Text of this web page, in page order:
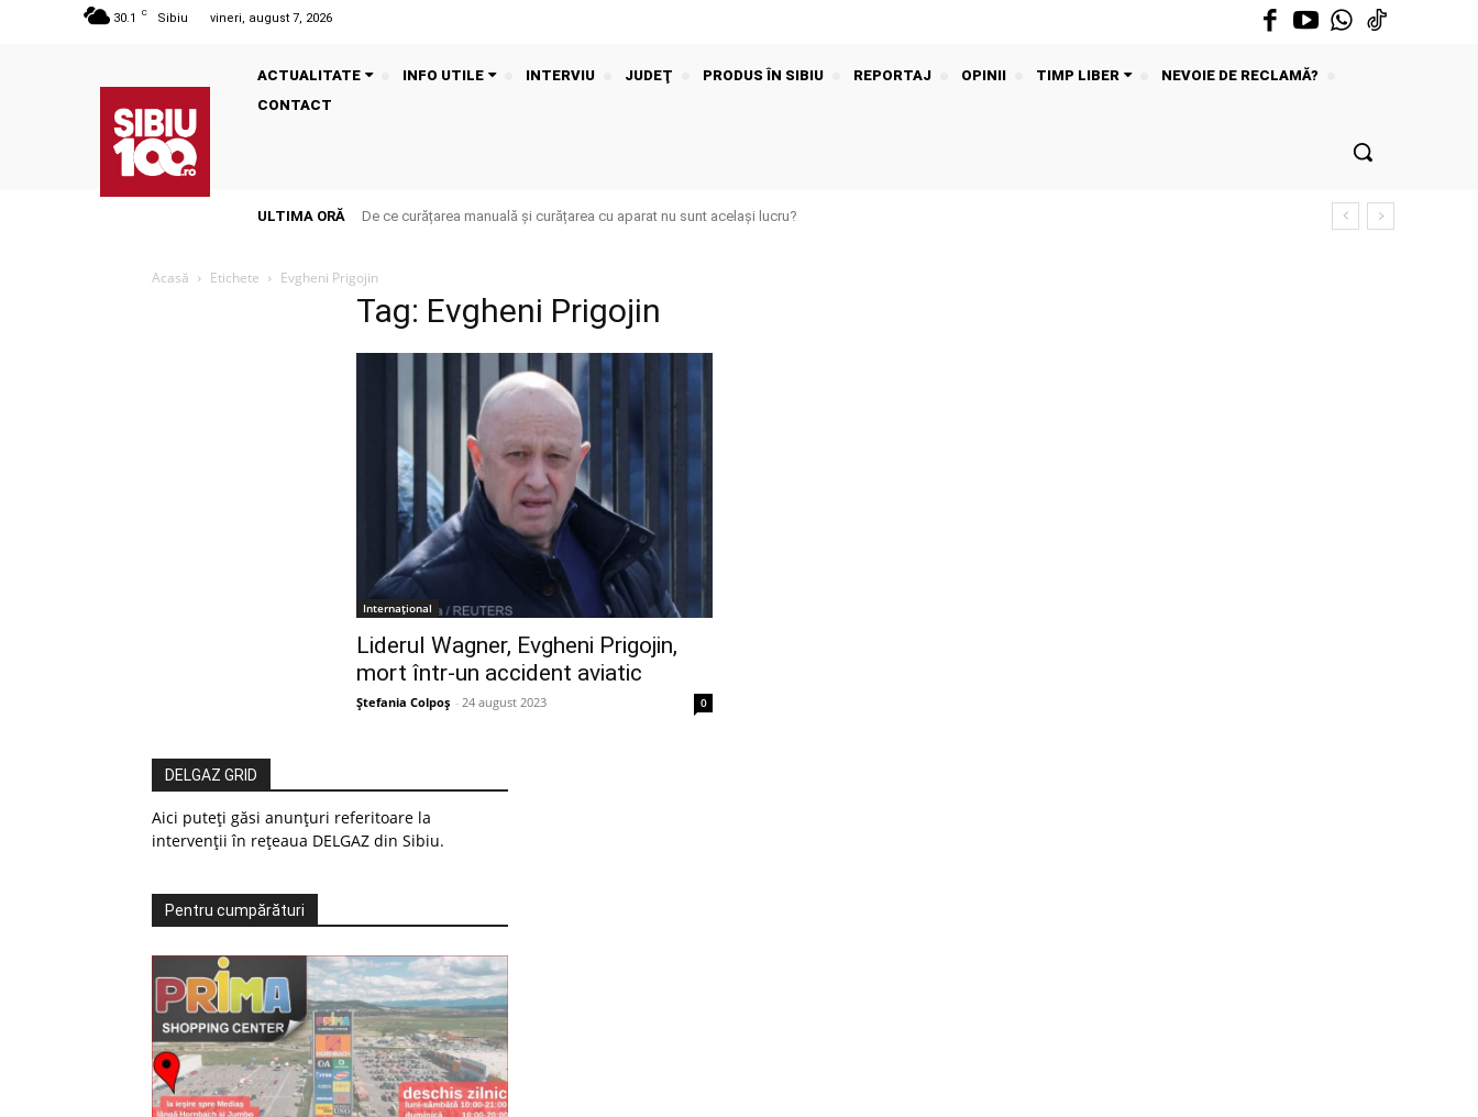
30.1 C Sibiu vineri, august 7, 2026
ACTUALITATE INFO UTILE INTERVIU JUDEŢ PRODUS ÎN SIBIU REPORTAJ OPINII TIMP LIBER
NEVOIE DE RECLAMĂ?
CONTACT
ULTIMA ORĂ De ce curățarea manuală și curățarea cu aparat nu sunt același lucru?
Acasă Etichete Evgheni Prigojin
Tag: Evgheni Prigojin
Internațional
Liderul Wagner, Evgheni Prigojin,
mort într-un accident aviatic
Ștefania Colpoș - 24 august 2023 0
DELGAZ GRID
Aici puteți găsi anunțuri referitoare la
intervenții în rețeaua DELGAZ din Sibiu.
Pentru cumpărături